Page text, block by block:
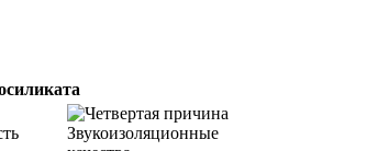
Звукоизоляционные